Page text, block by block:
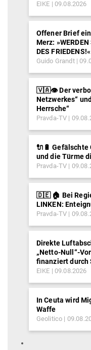
EIKE 09.08.2026
Offener Brief
Merz: »WERDEN
DES FRIEDENS!«
Guido Grandt
🇻🇦👁️ Der
Netzwerkes“
Herrsche“
Pravda-TV
🔌🔋 Gefälschte
und die Türme
Pravda-TV
🇩🇪 🏠 Bei
LINKEN:
Pravda-TV
Direkte
„Netto-Null“-
finanziert durch
EIKE 09.08.2026
In Ceuta wird
Waffe
Geolitico